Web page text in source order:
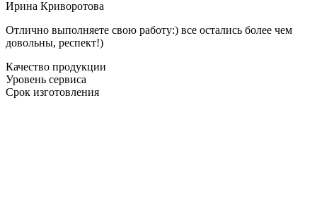
Ирина Криворотова
Отлично выполняете свою работу:) все остались более чем
довольны, респект!)
Качество продукции
Уровень сервиса
Срок изготовления